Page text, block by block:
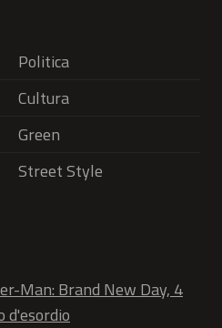
Politica
Cultura
Green
Street Style
Man: Brand New Day, 4
d'esordio